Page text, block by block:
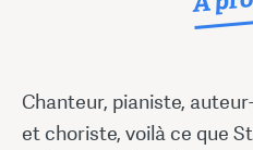
Chanteur, pianiste,
et choriste, voilà ce que